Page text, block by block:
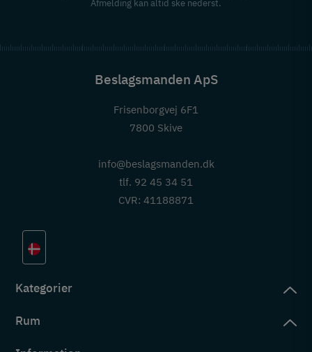
Afmelding kan altid ske nederst.
Beslagsmanden ApS
Frisenborgvej 6F1
7800 Skive
info@beslagsmanden.dk
tlf. 92 45 34 51
CVR: 41188871
Kategorier
Rum